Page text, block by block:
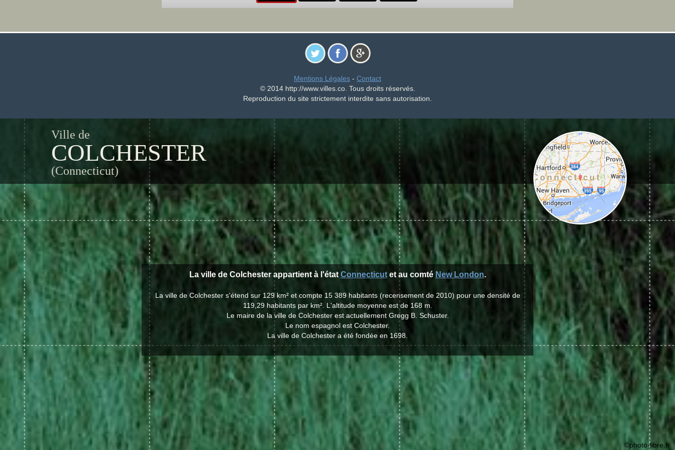
Mentions Légales - Contact
© 2014 http://www.villes.co. Tous droits réservés.
Reproduction du site strictement interdite sans autorisation.
Ville de
COLCHESTER
(Connecticut)
La ville de Colchester appartient à l'étatConnecticutet au comté New London.
La ville de Colchester s'étend sur 129 km² et compte 15 389 habitants (recensement de 2010) pour une densité de
119,29 habitants par km². L'altitude moyenne est de 168 m.
Le maire de la ville de Colchester est actuellement Gregg B. Schuster.
Le nom espagnol est Colchester.
La ville de Colchester a été fondée en 1698.
©photo-libre.fr